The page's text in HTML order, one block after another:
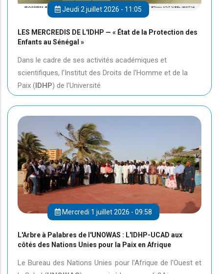
Jeudi 2 juillet 2026 - 11:05
LES MERCREDIS DE L'IDHP — « État de la Protection des
Enfants au Sénégal »
Dans le cadre de ses activités académiques et
scientifiques, l'Institut des Droits de l'Homme et de la
Paix (IDHP) de l'Université
Mercredi 1 juillet 2026 - 09:58
L'Arbre à Palabres de l'UNOWAS : L'IDHP-UCAD aux
côtés des Nations Unies pour la Paix en Afrique
Le Bureau des Nations Unies pour l'Afrique de l'Ouest et